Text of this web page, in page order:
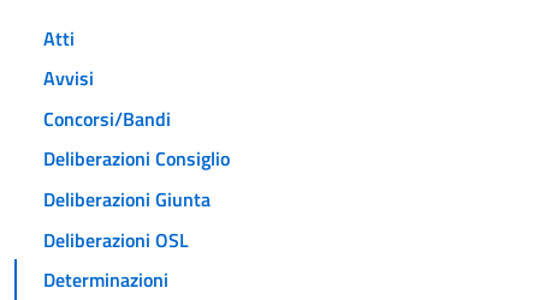
Atti
Avvisi
Concorsi/Bandi
Deliberazioni Consiglio
Deliberazioni Giunta
Deliberazioni OSL
Determinazioni